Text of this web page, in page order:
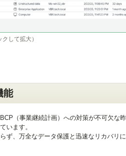
して拡大）
能
（事業継続計画）への対策が不可欠な
います。
ず、万全なデータ保護と迅速なリカバリ